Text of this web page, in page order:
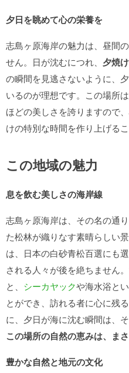
夕日を眺めて心の栄養を
志島ヶ原海岸の魅力は、昼間
せん。日が沈むにつれ、 夕焼
の瞬間を見逃さないように、
いるのが理想です。この場所
ほどの美しさを誇りますので
けの特別な時間を作り上げる
この地域の魅力
息を飲む美しさの海岸線
志島ヶ原海岸は、その名の通
た松林が織りなす素晴らしい
は、日本の白砂青松百選にも
される人々が後を絶ちません
と、 シーカヤックや海水浴と
とができ、訪れる者に心に残
に、夕日が海に沈む瞬間は、
この場所の自然の恵みは、ま
豊かな自然と地元の文化